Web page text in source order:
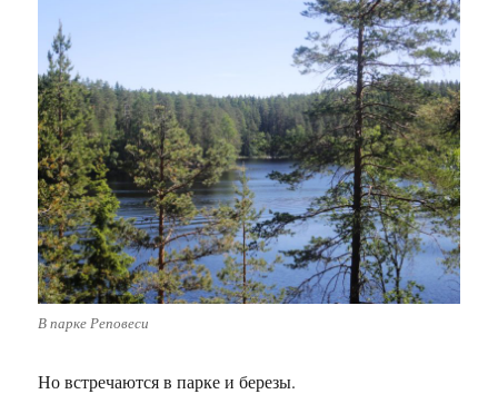
В парке Реповеси
Но встречаются в парке и березы.